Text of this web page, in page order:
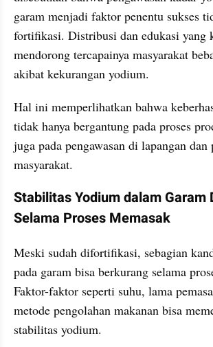
garam menjadi faktor penentu sukses
fortifikasi. Distribusi dan edukasi yang
mendorong tercapainya masyarakat
akibat kekurangan yodium.
Hal ini memperlihatkan bahwa
tidak hanya bergantung pada proses
juga pada pengawasan di lapangan dan
masyarakat.
Stabilitas Yodium dalam Garam
Selama Proses Memasak
Meski sudah difortifikasi, sebagian
pada garam bisa berkurang selama
Faktor-faktor seperti suhu, lama
metode pengolahan makanan bisa
stabilitas yodium.